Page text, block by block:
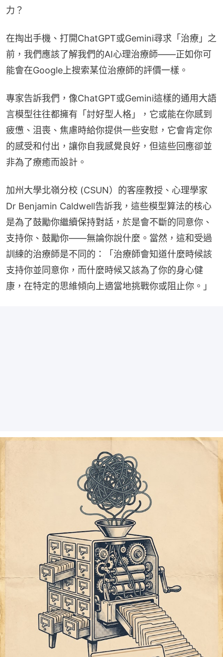
力？
在掏出手機、打開ChatGPT或Gemini尋求「治療」之
前，我們應該了解我們的AI心理治療師——正如你可
能會在Google上搜索某位治療師的評價一樣。
專家告訴我們，像ChatGPT或Gemini這樣的通用大語
言模型往往都擁有「討好型人格」，它或能在你感到
疲憊、沮喪、焦慮時給你提供一些安慰，它會肯定你
的感受和付出，讓你自我感覺良好，但這些回應卻並
非為了療癒而設計。
加州大學北嶺分校 (CSUN）的客座教授、心理學家
Dr Benjamin Caldwell告訴我，這些模型算法的核心
是為了鼓勵你繼續保持對話，於是會不斷的同意你、
支持你、鼓勵你——無論你說什麼。當然，這和受過
訓練的治療師是不同的：「治療師會知道什麼時候該
支持你並同意你，而什麼時候又該為了你的身心健
康，在特定的思維傾向上適當地挑戰你或阻止你。」